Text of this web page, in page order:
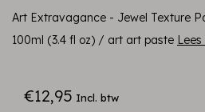
Art Extravagance - Jewel Texture
100ml (3.4 fl oz) / art art paste
€12,95 Incl. btw